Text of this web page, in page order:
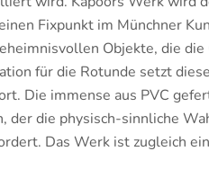
Fixpunkt im Münchner
Objekte, die die
für die Rotunde setzt
Die immense aus PVC
die physisch-sinnliche
Das Werk ist zugleich